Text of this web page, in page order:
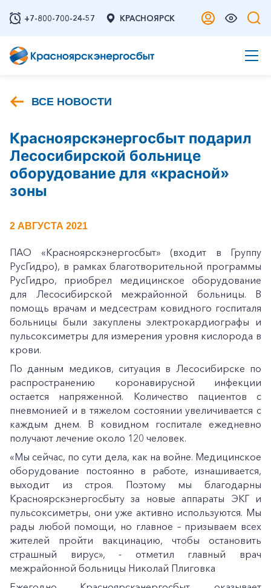
+7-800-700-24-57 КРАСНОЯРСК
ВСЕ НОВОСТИ
Красноярскэнергосбыт подарил
Лесосибирской больнице
оборудование для «красной»
зоны
2 АВГУСТА 2021
ПАО «Красноярскэнергосбыт» (входит в Группу
РусГидро), в рамках благотворительной программы
РусГидро, приобрел медицинское оборудование
для Лесосибирской межрайонной больницы. В
помощь врачам и медсестрам ковидного госпиталя
больницы были закуплены электрокардиографы и
пульсоксиметры для измерения уровня кислорода в
крови.
По данным медиков, ситуация в Лесосибирске по
распространению коронавирусной инфекции
остается напряженной. Количество пациентов с
пневмонией и в тяжелом состоянии увеличивается с
каждым днем. В ковидном госпитале ежедневно
получают лечение около 120 человек.
«Мы сейчас, по сути дела, как на войне. Медицинское
оборудование постоянно в работе, изнашивается,
выходит из строя. Поэтому мы благодарны
Красноярскэнергосбыту за новые аппараты ЭКГ и
пульсоксиметры, они уже активно используются. Мы
рады любой помощи, но главное – призываем всех
жителей пройти вакцинацию, чтобы остановить
страшный вирус», - отметил главный врач
межрайонной больницы Николай Плиговка